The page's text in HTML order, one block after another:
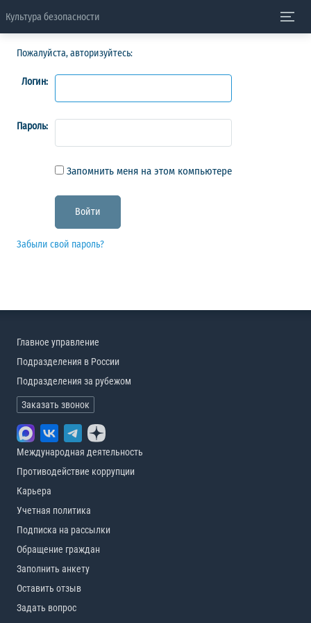
Культура безопасности
Пожалуйста, авторизуйтесь:
Логин:
Пароль:
Запомнить меня на этом компьютере
Забыли свой пароль?
Главное управление
Подразделения в России
Подразделения за рубежом
Заказать звонок
Международная деятельность
Противодействие коррупции
Карьера
Учетная политика
Подписка на рассылки
Обращение граждан
Заполнить анкету
Оставить отзыв
Задать вопрос